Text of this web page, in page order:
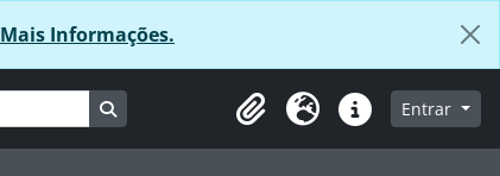
Mais Informações.
Busque na página de navegação
Área de transferência
Idioma Ligações rápidas
Entrar